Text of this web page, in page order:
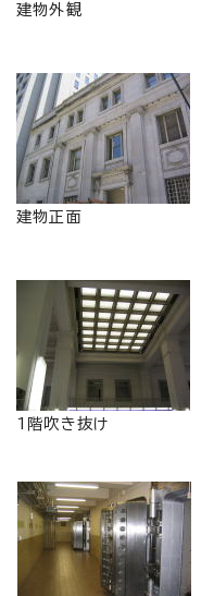
建物外観
建物正面
1階吹き抜け